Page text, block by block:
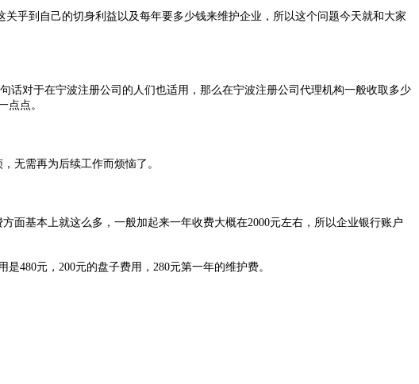
到自己的切身利益以及每年要多少钱来维护企业，所以这个问题今天就和大家
对于在宁波注册公司的人们也适用，那么在宁波注册公司代理机构一般收取多少
点点。
无需再为后续工作而烦恼了。
基本上就这么多，一般加起来一年收费大概在2000元左右，所以企业银行账户
元，200元的盘子费用，280元第一年的维护费。